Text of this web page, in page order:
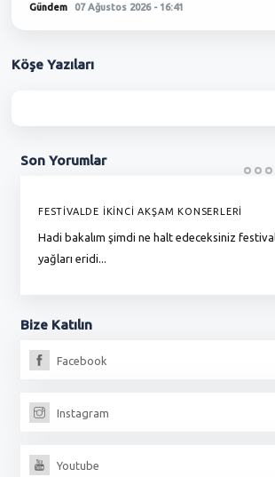
Gündem 07 Ağustos 2026 - 16:41
Köşe Yazıları
Son Yorumlar
FESTİVALDE İKİNCİ AKŞAM KONSERLERİ
Hadi bakalım şimdi ne halt edeceksiniz
yağları eridi...
Bize Katılın
Facebook
Instagram
Youtube